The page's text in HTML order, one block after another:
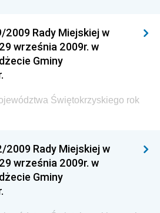
Ministra Cyfryzacji
Infrastruktury i
Gospodarki Morskiej i
Energii
Ministra Sprawiedliwości
Rozwoju i Finansów
Urzędu Górniczego
Prezesa Urzędu Transportu
2009 Rady Miejskiej w
września 2009r. w
Gminy
Świętokrzyskiego rok
2009 Rady Miejskiej w
września 2009r. w
Gminy